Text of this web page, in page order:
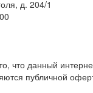
д. 204/1
что данный
публичной